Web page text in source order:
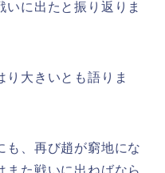
いに出たと振り返りま
り大きいとも語りま
も、再び趙が窮地にな
また戦いに出ねばなら